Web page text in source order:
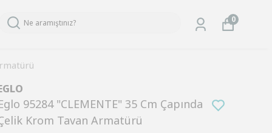
0
95284 "CLEMENTE" 35 Cm Çapında
Krom Tavan Armatürü